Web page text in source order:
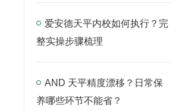
爱安德天平内校如何执行？完
整实操步骤梳理
AND 天平精度漂移？日常保
养哪些环节不能省？